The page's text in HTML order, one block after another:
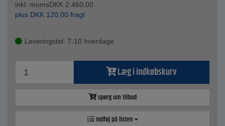
inkl. momsDKK 2.460,00
plus DKK 120,00 fragt
Leveringstid: 7-10 hverdage
Læg i indkøbskurv
spørg om tilbud
Indføj på listen